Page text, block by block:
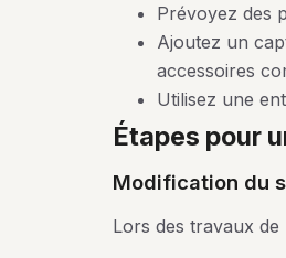
Prévoyez des
Ajoutez un
accessoires
Utilisez une
étapes pour
modification
Lors des travaux de